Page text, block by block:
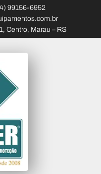
99156-6952
Centro, Marau – RS